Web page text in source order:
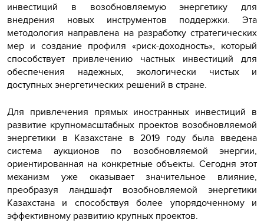
инвестиций в возобновляемую энергетику для
внедрения новых инструментов поддержки. Эта
методология направлена на разработку стратегических
мер и создание профиля «риск-доходность», который
способствует привлечению частных инвестиций для
обеспечения надежных, экологически чистых и
доступных энергетических решений в стране.
Для привлечения прямых иностранных инвестиций в
развитие крупномасштабных проектов возобновляемой
энергетики в Казахстане в 2019 году была введена
система аукционов по возобновляемой энергии,
ориентированная на конкретные объекты. Сегодня этот
механизм уже оказывает значительное влияние,
преобразуя ландшафт возобновляемой энергетики
Казахстана и способствуя более упорядоченному и
эффективному развитию крупных проектов.